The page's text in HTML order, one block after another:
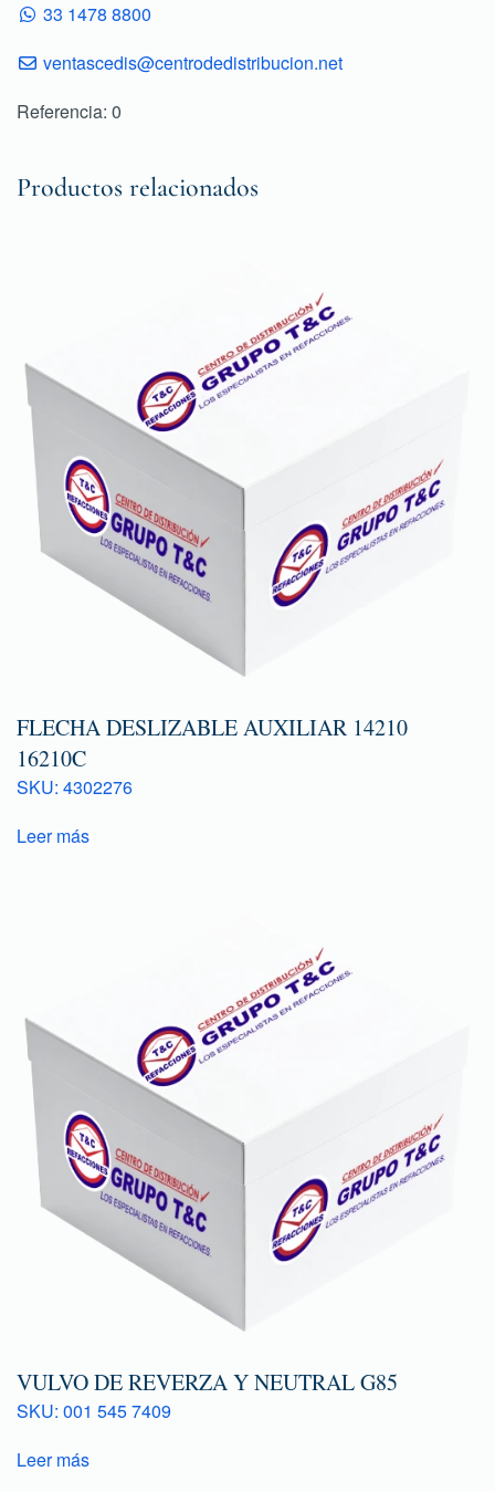
33 1478 8800
ventascedis@centrodedistribucion.net
Referencia: 0
Productos relacionados
FLECHA DESLIZABLE AUXILIAR 14210
16210C
SKU: 4302276
Leer más
VULVO DE REVERZA Y NEUTRAL G85
SKU: 001 545 7409
Leer más